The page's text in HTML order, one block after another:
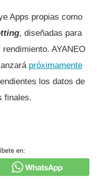
Apps propias como
, diseñadas para
AYANEO
próximamente
los datos de
finales.
en: